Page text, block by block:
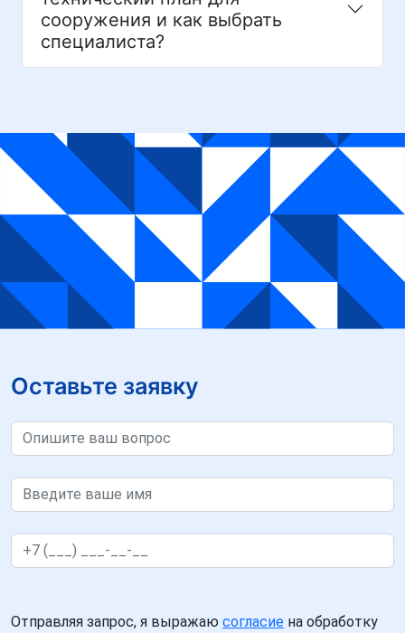
сооружения и как выбрать
специалиста?
Оставьте заявку
Отправляя запрос, я выражаю согласие на обработку